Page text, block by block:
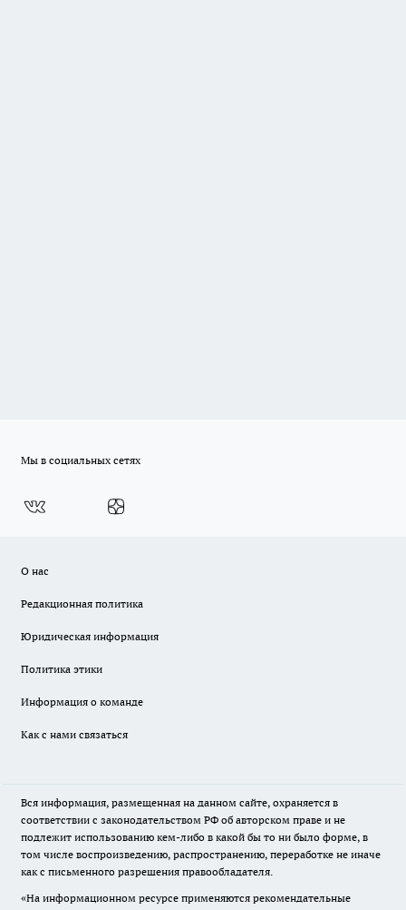
Мы в социальных сетях
О нас
Редакционная политика
Юридическая информация
Политика этики
Информация о команде
Как с нами связаться
Вся информация, размещенная на данном сайте, охраняется в
соответствии с законодательством РФ об авторском праве и не
подлежит использованию кем-либо в какой бы то ни было форме, в
том числе воспроизведению, распространению, переработке не иначе
как с письменного разрешения правообладателя.
«На информационном ресурсе применяются рекомендательные